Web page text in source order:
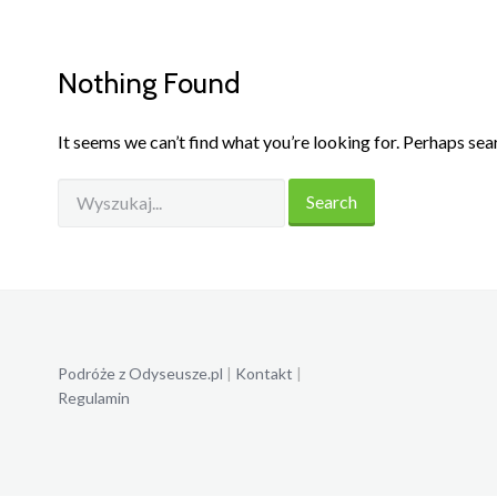
Nothing Found
It seems we can’t find what you’re looking for. Perhaps
Podróże z Odyseusze.pl | Kontakt |
Regulamin